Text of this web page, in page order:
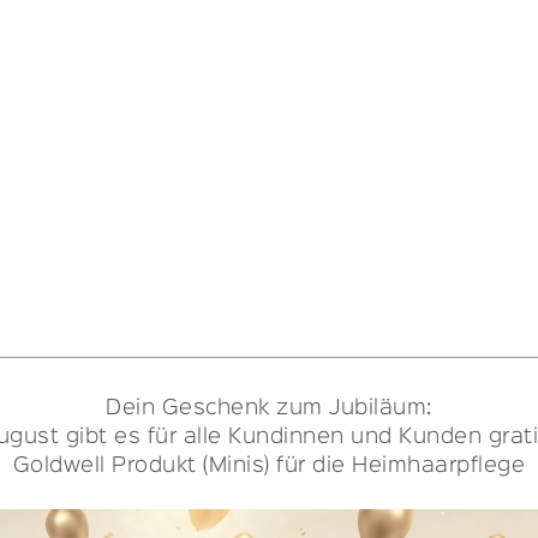
Dein Geschenk zum Jubiläum:
gibt es für alle Kundinnen und Kunden
Goldwell Produkt (Minis) für die Heimhaarpflege